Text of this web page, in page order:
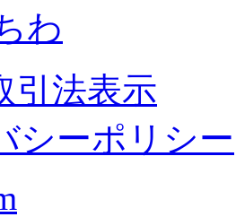
わ
引法表示
シーポリシー